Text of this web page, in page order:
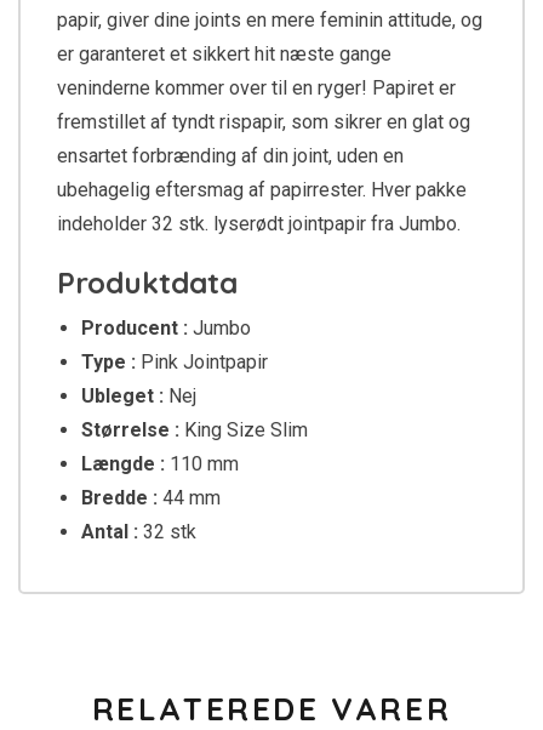
papir, giver dine joints en mere feminin attitude, og
er garanteret et sikkert hit næste gange
veninderne kommer over til en ryger! Papiret er
fremstillet af tyndt rispapir, som sikrer en glat og
ensartet forbrænding af din joint, uden en
ubehagelig eftersmag af papirrester. Hver pakke
indeholder 32 stk. lyserødt jointpapir fra Jumbo.
Produktdata
Producent : Jumbo
Type : Pink Jointpapir
Ubleget : Nej
Størrelse : King Size Slim
Længde : 110 mm
Bredde : 44 mm
Antal : 32 stk
RELATEREDE VARER